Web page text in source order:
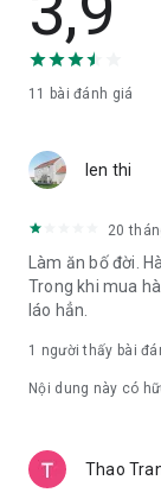
11 bài đánh giá
len thi
20
Làm ăn bố đời.
Trong khi mua
láo hẳn.
1 người thấy bài
Nội dung này có
Thao